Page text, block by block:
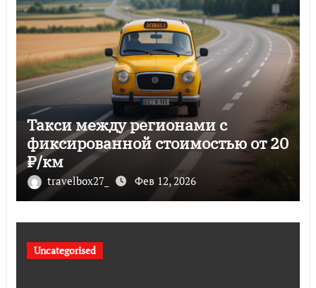
Такси между регионами с
фиксированной стоимостью от 20
₽/км
travelbox27_ Фев 12, 2026
Uncategorised